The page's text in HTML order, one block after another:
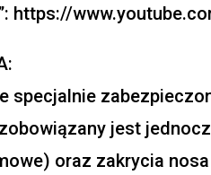
https://
specjalnie
jest
oraz zakrycia